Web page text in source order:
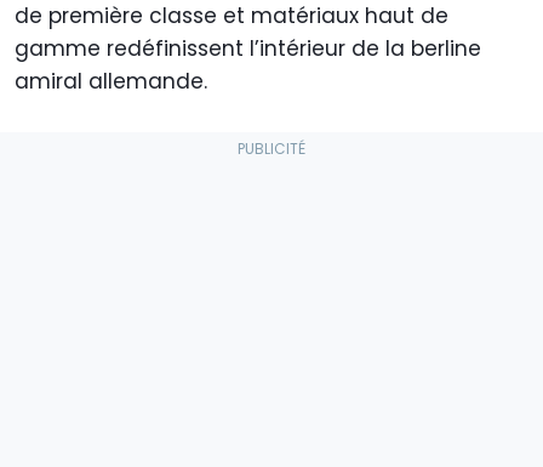
de première classe et matériaux haut de
gamme redéfinissent l’intérieur de la berline
amiral allemande.